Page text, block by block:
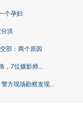
个孕妇
洪
部：两个原因
，7位摄影师...
方现场勘察发现...